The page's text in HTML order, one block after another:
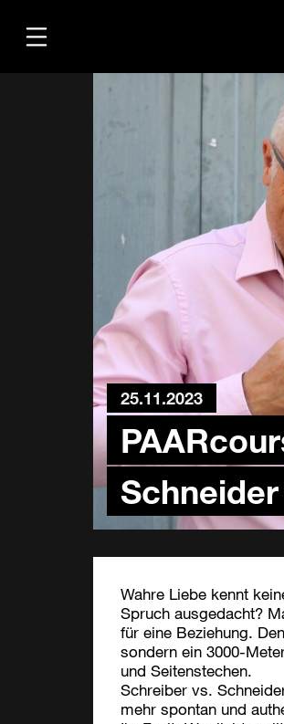
25.11.2023
Schneider
Wahre Liebe kennt
Spruch ausgedacht?
für eine Beziehung.
sondern ein 3000-
und Seitenstechen.
Schreiber vs.
mehr spontan und